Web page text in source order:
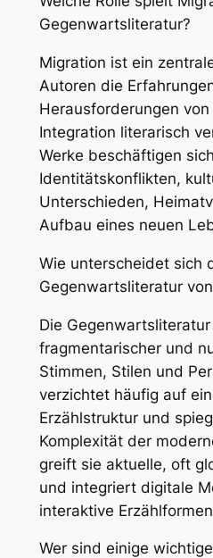
Gegenwartsliteratur?
Migration ist ein
Autoren die
Herausforderungen
Integration literarisch
Werke beschäftigen
Identitätskonflikten,
Unterschieden,
Aufbau eines neuen
Wie unterscheidet sich
Gegenwartsliteratur
Die
fragmentarischer und
Stimmen, Stilen und
verzichtet häufig auf
Erzählstruktur und
Komplexität der
greift sie aktuelle, oft
und integriert digitale
interaktive
Wer sind einige